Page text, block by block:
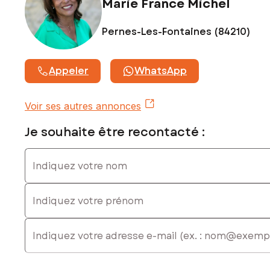
numéro 517946547Marie France Michel
Pernes-Les-Fontaines (84210)
Appeler WhatsApp
Voir ses autres annonces
Je souhaite être recontacté :
Indiquez votre nom
Indiquez votre prénom
E-mail